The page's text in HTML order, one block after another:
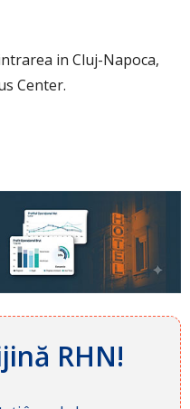
in Cluj-Napoca,
Center.
RHN!